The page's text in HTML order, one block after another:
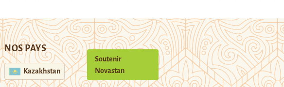
NOS PAYS
Kazakhstan
Soutenir
Novastan